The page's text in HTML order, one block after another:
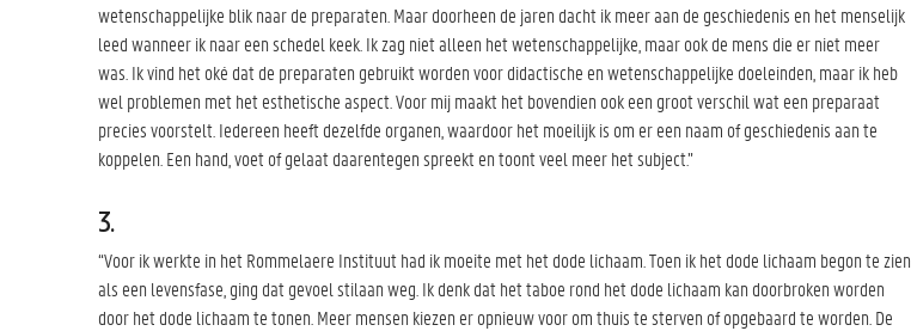
wetenschappelijke blik naar de preparaten. Maar doorheen de jaren dacht ik meer aan de geschiedenis en het menselijk
leed wanneer ik naar een schedel keek. Ik zag niet alleen het wetenschappelijke, maar ook de mens die er niet meer
was. Ik vind het oké dat de preparaten gebruikt worden voor didactische en wetenschappelijke doeleinden, maar ik heb
wel problemen met het esthetische aspect. Voor mij maakt het bovendien ook een groot verschil wat een preparaat
precies voorstelt. Iedereen heeft dezelfde organen, waardoor het moeilijk is om er een naam of geschiedenis aan te
koppelen. Een hand, voet of gelaat daarentegen spreekt en toont veel meer het subject.”
3.
“Voor ik werkte in het Rommelaere Instituut had ik moeite met het dode lichaam. Toen ik het dode lichaam begon te zien
als een levensfase, ging dat gevoel stilaan weg. Ik denk dat het taboe rond het dode lichaam kan doorbroken worden
door het dode lichaam te tonen. Meer mensen kiezen er opnieuw voor om thuis te sterven of opgebaard te worden. De